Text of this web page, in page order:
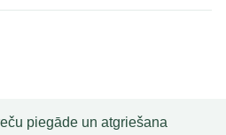
piegāde un atgriešana